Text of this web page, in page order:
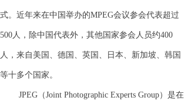
式。近年来在中国举办的MPEG会议参会代表超过
500人，除中国代表外，其他国家参会人员约400
人，来自美国、德国、英国、日本、新加坡、韩国
等十多个国家。
JPEG（Joint Photographic Experts Group）是在